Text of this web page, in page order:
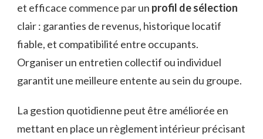
et efficace commence par un profil de sélection
clair : garanties de revenus, historique locatif
fiable, et compatibilité entre occupants.
Organiser un entretien collectif ou individuel
garantit une meilleure entente au sein du groupe.
La gestion quotidienne peut être améliorée en
mettant en place un règlement intérieur précisant